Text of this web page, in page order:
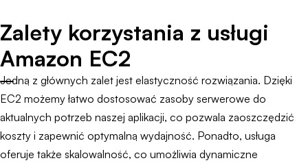
Zalety korzystania z usługi
Amazon EC2
Jedną z głównych zalet jest elastyczność rozwiązania. Dzięki
EC2 możemy łatwo dostosować zasoby serwerowe do
aktualnych potrzeb naszej aplikacji, co pozwala zaoszczędzić
koszty i zapewnić optymalną wydajność. Ponadto, usługa
oferuje także skalowalność, co umożliwia dynamiczne